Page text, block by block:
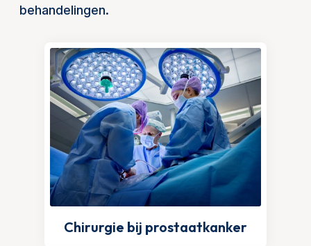
behandelingen.
Chirurgie bij prostaatkanker